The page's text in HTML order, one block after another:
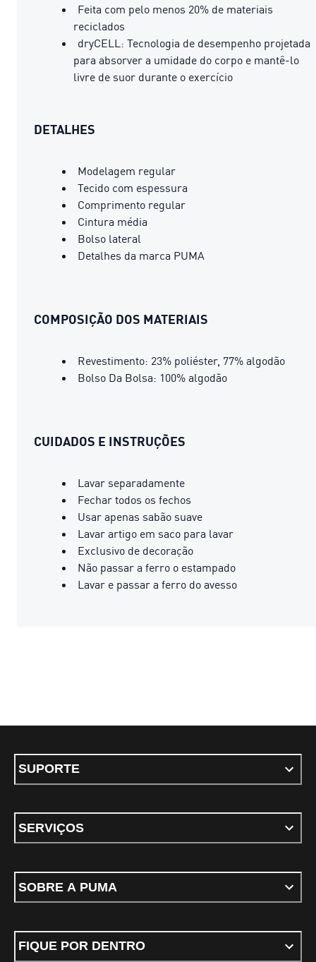
Feita com pelo menos 20% de materiais
reciclados
dryCELL: Tecnologia de desempenho projetada
para absorver a umidade do corpo e mantê-lo
livre de suor durante o exercício
DETALHES
Modelagem regular
Tecido com espessura
Comprimento regular
Cintura média
Bolso lateral
Detalhes da marca PUMA
COMPOSIÇÃO DOS MATERIAIS
Revestimento: 23% poliéster, 77% algodão
Bolso Da Bolsa: 100% algodão
CUIDADOS E INSTRUÇÕES
Lavar separadamente
Fechar todos os fechos
Usar apenas sabão suave
Lavar artigo em saco para lavar
Exclusivo de decoração
Não passar a ferro o estampado
Lavar e passar a ferro do avesso
SUPORTE
SERVIÇOS
SOBRE A PUMA
FIQUE POR DENTRO